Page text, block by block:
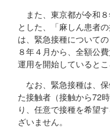
また、東京都が令和
とした、「麻しん患者
は、緊急接種について
８年４月から、全額公
運用を開始しているとこ
なお、緊急接種は、
た接触者（接触から72
り、任意で接種を希望
ざいません。